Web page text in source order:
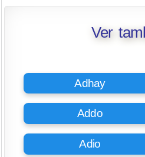
Ver
Adhay
Addo
Adio